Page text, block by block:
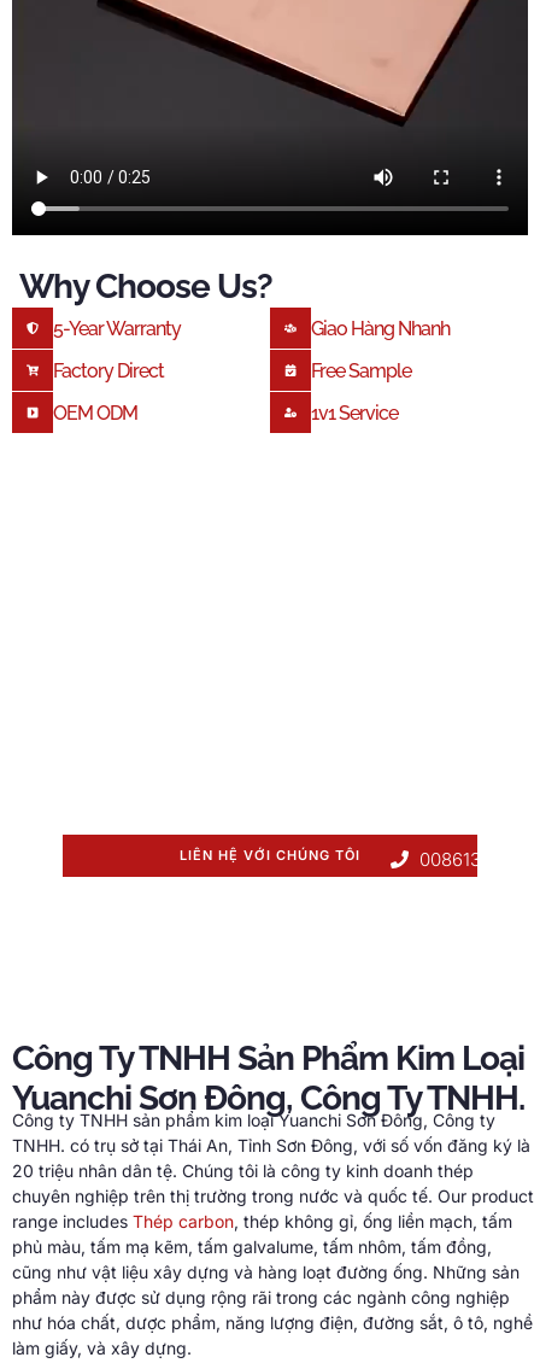
Why Choose Us?
5-Year Warranty
Factory Direct
OEM ODM
Giao Hàng Nhanh
Free Sample
1V1 Service
LIÊN HỆ VỚI CHÚNG TÔI
Công Ty TNHH Sản Phẩm Kim Loại
Yuanchi Sơn Đông, Công Ty TNHH.
Công ty TNHH sản phẩm kim loại Yuanchi Sơn Đông, Công ty
TNHH. có trụ sở tại Thái An, Tỉnh Sơn Đông, với số vốn đăng ký là
20 triệu nhân dân tệ. Chúng tôi là công ty kinh doanh thép
chuyên nghiệp trên thị trường trong nước và quốc tế. Our product
range includes Thép carbon, thép không gỉ, ống liền mạch, tấm
phủ màu, tấm mạ kẽm, tấm galvalume, tấm nhôm, tấm đồng,
cũng như vật liệu xây dựng và hàng loạt đường ống. Những sản
phẩm này được sử dụng rộng rãi trong các ngành công nghiệp
như hóa chất, dược phẩm, năng lượng điện, đường sắt, ô tô, nghề
làm giấy, và xây dựng.